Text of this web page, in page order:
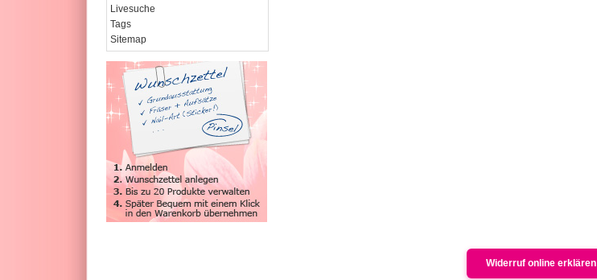
Livesuche
Tags
Sitemap
Widerruf online erklären